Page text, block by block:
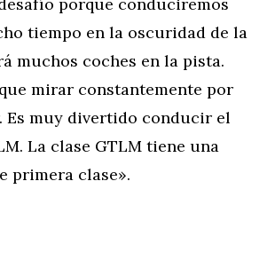
tiempo en la oscuridad de la
muchos coches en la pista.
mirar constantemente por
Es muy divertido conducir el
La clase GTLM tiene una
primera clase».